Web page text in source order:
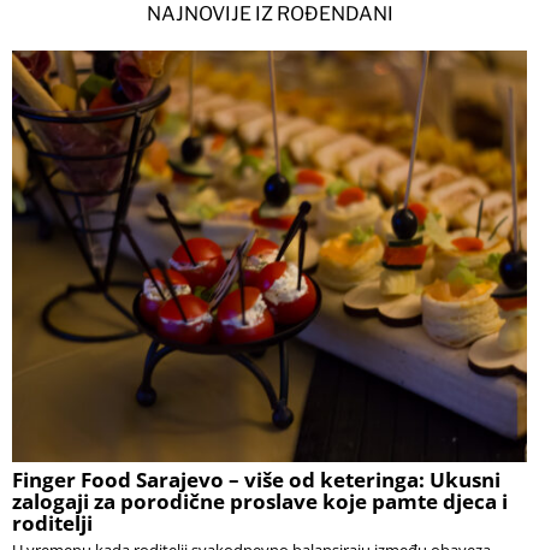
NAJNOVIJE IZ ROĐENDANI
Finger Food Sarajevo – više od keteringa: Ukusni
zalogaji za porodične proslave koje pamte djeca i
roditelji